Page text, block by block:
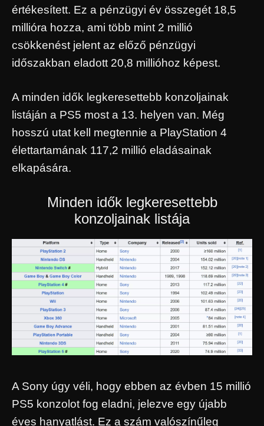
értékesített. Ez a pénzügyi év összegét 18,5
millióra hozza, ami több mint 2 millió
csökkenést jelent az előző pénzügyi
időszakban eladott 20,8 millióhoz képest.
A minden idők legkeresettebb konzoljainak
listáján a PS5 most a 13. helyen van. Még
hosszú utat kell megtennie a PlayStation 4
élettartamának 117,2 millió eladásainak
elkapására.
Minden idők legkeresettebb
konzoljainak listája
A Sony úgy véli, hogy ebben az évben 15 millió
PS5 konzolot fog eladni, jelezve egy újabb
éves hanyatlást. Ez a szám valószínűleg